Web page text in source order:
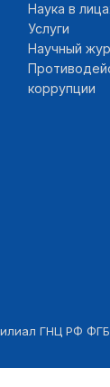
Наука в
Услуги
Научный
коррупции
ГНЦ РФ